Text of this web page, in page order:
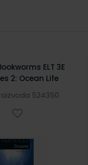
ELT 3E
2: Ocean Life
524350